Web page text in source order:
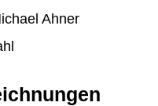
Ahner